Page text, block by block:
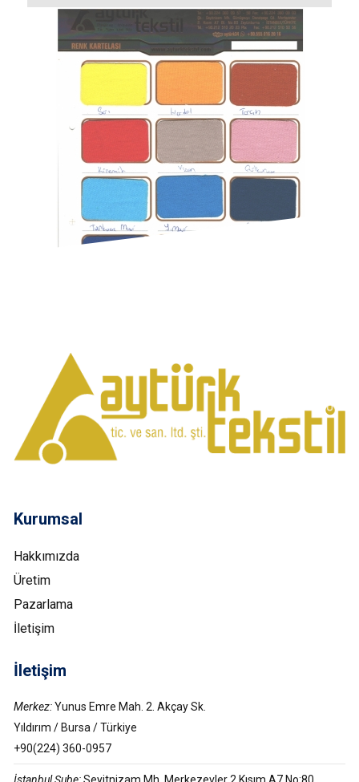
Kurumsal
Hakkımızda
Üretim
Pazarlama
İletişim
İletişim
Merkez:Yunus Emre Mah. 2. Akçay Sk.
Yıldırım / Bursa / Türkiye
+90(224) 360-0957
İstanbul Şube:Seyitnizam Mh. Merkezevler 2.Kısım A7 No:80